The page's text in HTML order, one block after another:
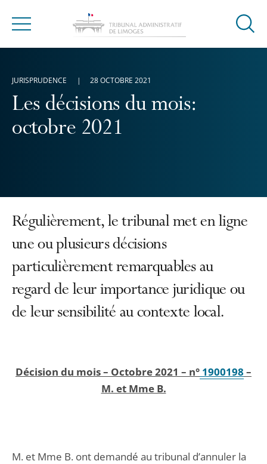
Menu
Ouvrir
Les décisions du mois:
octobre 2021
JURISPRUDENCE 28 OCTOBRE 2021
Régulièrement, le tribunal met en ligne
une ou plusieurs décisions
particulièrement remarquables au
regard de leur importance juridique ou
de leur sensibilité au contexte local.
Décision du mois – Octobre 2021 – n° 1900198 –
M. et Mme B.
M. et Mme B. ont demandé au tribunal d’annuler la